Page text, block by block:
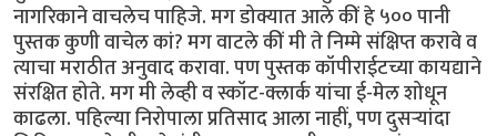
नागरिकाने वाचलेच पाहिजे. मग डोक्यात आले कीं हे ५०० पानी
पुस्तक कुणी वाचेल कां? मग वाटले कीं मी ते निम्मे संक्षिप्त करावे व
त्याचा मराठीत अनुवाद करावा. पण पुस्तक कॉपीराईटच्या कायद्याने
संरक्षित होते. मग मी लेव्ही व स्कॉट-क्लार्क यांचा ई-मेल शोधून
काढला. पहिल्या निरोपाला प्रतिसाद आला नाहीं, पण दुसर्‍यांदा